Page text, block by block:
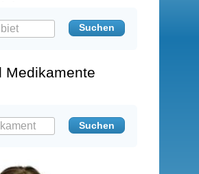
Medikamente